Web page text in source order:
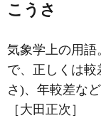
こうさ
気象学上の用語
で、正しくは較
さ)、年較差な
［大田正次］